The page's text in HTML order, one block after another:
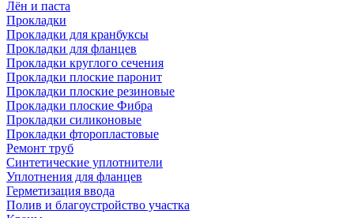
Лён и паста
Прокладки
Прокладки для кранбуксы
Прокладки для фланцев
Прокладки круглого сечения
Прокладки плоские паронит
Прокладки плоские резиновые
Прокладки плоские Фибра
Прокладки силиконовые
Прокладки фторопластовые
Ремонт труб
Синтетические уплотнители
Уплотнения для фланцев
Герметизация ввода
Полив и благоустройство участка